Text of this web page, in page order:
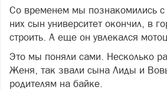
Со временем мы познакомились
них сын университет окончил, в
строить. А еще он увлекался
Это мы поняли сами. Несколько
Женя, так звали сына Лиды и
родителям на байке.